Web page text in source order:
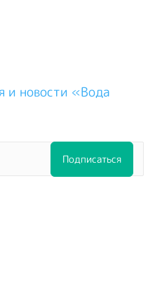
и новости «Вода